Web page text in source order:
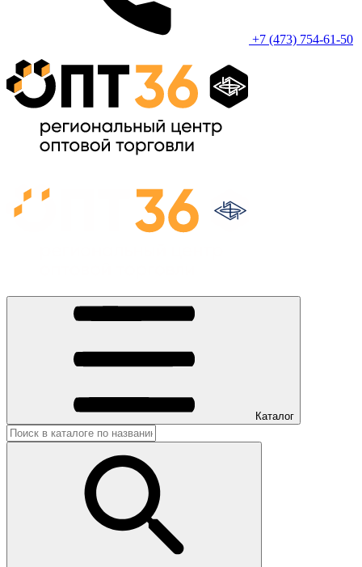
+7 (473) 754-61-50
Каталог